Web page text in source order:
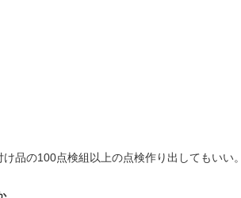
品の100点検組以上の点検作り出してもいい。